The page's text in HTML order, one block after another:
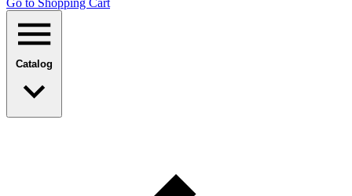
Go to Shopping Сart
Catalog